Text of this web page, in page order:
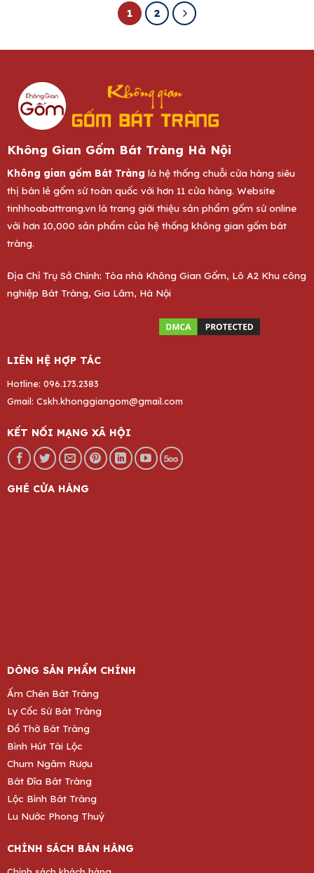
1 2
Không Gian Gốm Bát Tràng Hà Nội
Không gian gốm Bát Tràng là hệ thống chuỗi cửa hàng siêu
thị bán lẻ gốm sứ toàn quốc với hơn 11 cửa hàng. Website
tinhhoabattrang.vn là trang giới thiệu sản phẩm gốm sứ online
với hơn 10,000 sản phẩm của hệ thống không gian gốm bát
tràng.
Địa Chỉ Trụ Sở Chính: Tòa nhà Không Gian Gốm, Lô A2 Khu công
nghiệp Bát Tràng, Gia Lâm, Hà Nội
LIÊN HỆ HỢP TÁC
Hotline: 096.173.2383
Gmail: Cskh.khonggiangom@gmail.com
KẾT NỐI MẠNG XÃ HỘI
GHÉ CỬA HÀNG
DÒNG SẢN PHẨM CHÍNH
Ấm Chén Bát Tràng
Ly Cốc Sứ Bát Tràng
Đồ Thờ Bát Tràng
Bình Hút Tài Lộc
Chum Ngâm Rượu
Bát Đĩa Bát Tràng
Lộc Bình Bát Tràng
Lu Nước Phong Thuỷ
CHÍNH SÁCH BÁN HÀNG